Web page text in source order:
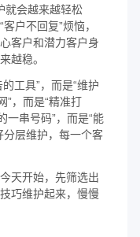
就会越来越轻松
户不回复”烦恼，
客户和潜力客户身
越稳。
工具”，而是“维护
”，而是“精准打
一串号码”，而是“能
分层维护，每一个客
天开始，先筛选出
巧维护起来，慢慢